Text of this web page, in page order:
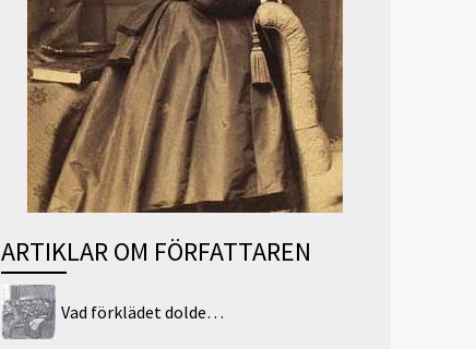
ARTIKLAR OM FÖRFATTAREN
Vad förklädet dolde…